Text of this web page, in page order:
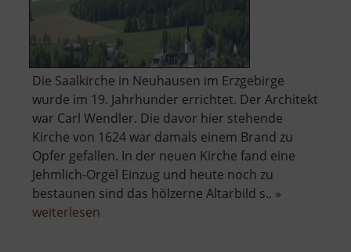
Die Saalkirche in Neuhausen im Erzgebirge
wurde im 19. Jahrhunder errichtet. Der Architekt
war Carl Wendler. Die davor hier stehende
Kirche von 1624 war damals einem Brand zu
Opfer gefallen. In der neuen Kirche fand eine
Jehmlich-Orgel Einzug und heute noch zu
bestaunen sind das hölzerne Altarbild s.. »
weiterlesen